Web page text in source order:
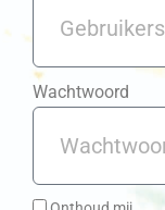
Wachtwoord